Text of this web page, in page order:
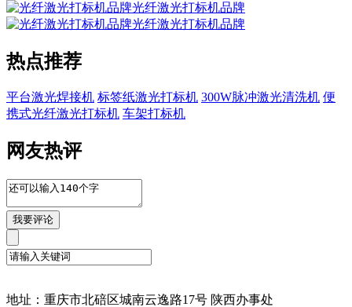
光纤激光打标机品牌
光纤激光打标机品牌
热点推荐
平台激光焊接机 标签纸激光打标机 300W脉冲激光清洗机 便
携式光纤激光打标机 车架打标机
网友热评
地址：重庆市北碚区城南云逸路17号 陕西办事处